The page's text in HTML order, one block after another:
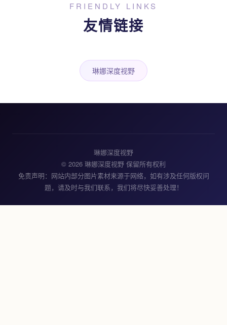
FRIENDLY LINKS
友情链接
琳娜深度视野
琳娜深度视野
© 2026 琳娜深度视野 保留所有权利
免责声明：网站内部分图片素材来源于网络，如有涉及任何版权问
题，请及时与我们联系，我们将尽快妥善处理！